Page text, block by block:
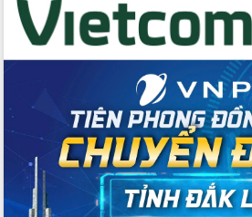
Thứ trưởng Bộ Y tế làm việc với tỉnh
Đắk Lắk về phát triển nhân lực y tế
cho trạm y tế cấp xã
Du lịch Đắk Lắk nâng tầm trải nghiệm
du khách thông qua Hệ thống cơ sở dữ
liệu và Bản đồ số
Tập huấn ứng dụng trí tuệ nhân tạo (AI)
trong thương mại điện tử năm 2026
Đoàn đại biểu Quốc hội tỉnh Đắk Lắk
trao đổi thông tin trước Kỳ họp thứ
nhất, Quốc hội khóa XVI